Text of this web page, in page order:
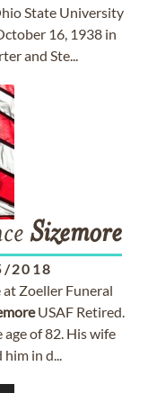
State University
16, 1938 in
and Ste...
Sizemore
2018
Zoeller Funeral
USAF Retired.
of 82. His wife
in d...